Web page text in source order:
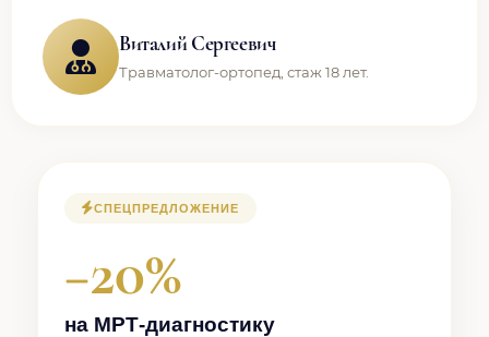
Виталий Сергеевич
Травматолог-ортопед, стаж 18 лет.
СПЕЦПРЕДЛОЖЕНИЕ
−20%
на МРТ-диагностику